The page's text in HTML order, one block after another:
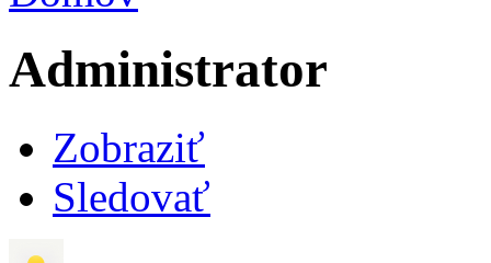
Administrator
Zobraziť
Sledovať